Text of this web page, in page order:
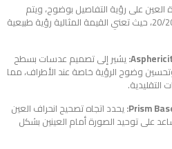
على رؤية التفاصيل بوضوح، ويتم
التعبير عنه بنسب قياسية مثل 6/6 أو 20/20، حيث تعني القيمة المثالية رؤية طبيعية
يشير إلى تصميم عدسات بسطح
وضوح الرؤية خاصة عند الأطراف، مما
التقليدية.
يحدد اتجاه تصحيح انحراف العين
على توحيد الصورة أمام العينين بشكل